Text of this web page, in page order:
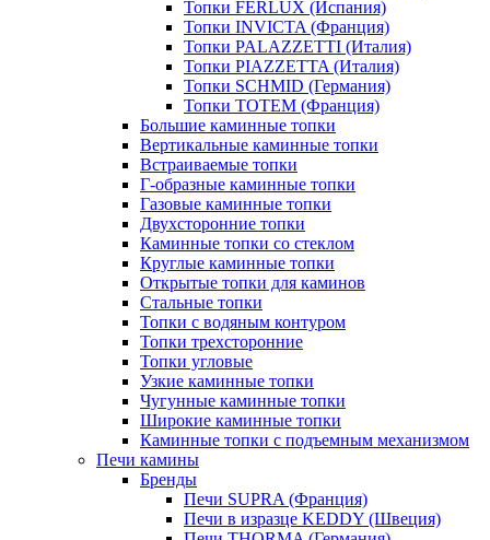
Топки FERLUX (Испания)
Топки INVICTA (Франция)
Топки PALAZZETTI (Италия)
Топки PIAZZETTA (Италия)
Топки SCHMID (Германия)
Топки TOTEM (Франция)
Большие каминные топки
Вертикальные каминные топки
Встраиваемые топки
Г-образные каминные топки
Газовые каминные топки
Двухсторонние топки
Каминные топки со стеклом
Круглые каминные топки
Открытые топки для каминов
Стальные топки
Топки с водяным контуром
Топки трехсторонние
Топки угловые
Узкие каминные топки
Чугунные каминные топки
Широкие каминные топки
Каминные топки с подъемным механизмом
Печи камины
Бренды
Печи SUPRA (Франция)
Печи в изразце KEDDY (Швеция)